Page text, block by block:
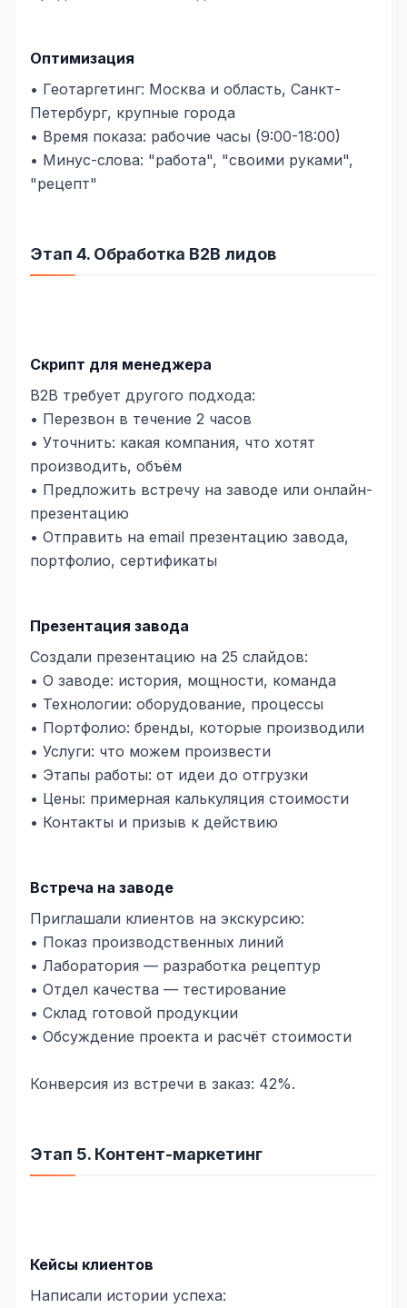
Оптимизация
• Геотаргетинг: Москва и область, Санкт-
Петербург, крупные города
• Время показа: рабочие часы (9:00-18:00)
• Минус-слова: "работа", "своими руками",
"рецепт"
Этап 4. Обработка B2B лидов
Скрипт для менеджера
B2B требует другого подхода:
• Перезвон в течение 2 часов
• Уточнить: какая компания, что хотят
производить, объём
• Предложить встречу на заводе или онлайн-
презентацию
• Отправить на email презентацию завода,
портфолио, сертификаты
Презентация завода
Создали презентацию на 25 слайдов:
• О заводе: история, мощности, команда
• Технологии: оборудование, процессы
• Портфолио: бренды, которые производили
• Услуги: что можем произвести
• Этапы работы: от идеи до отгрузки
• Цены: примерная калькуляция стоимости
• Контакты и призыв к действию
Встреча на заводе
Приглашали клиентов на экскурсию:
• Показ производственных линий
• Лаборатория — разработка рецептур
• Отдел качества — тестирование
• Склад готовой продукции
• Обсуждение проекта и расчёт стоимости
Конверсия из встречи в заказ: 42%.
Этап 5. Контент-маркетинг
Кейсы клиентов
Написали истории успеха: